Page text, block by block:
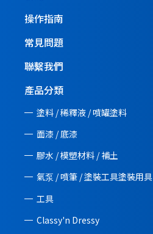
操作指南
常見問題
聯繫我們
產品分類
塗料 / 稀釋液 / 噴罐塗料
面漆 / 底漆
膠水 / 模塑材料 / 補土
氣泵 / 噴筆 / 塗裝工具塗裝用具
工具
Classy'n Dressy